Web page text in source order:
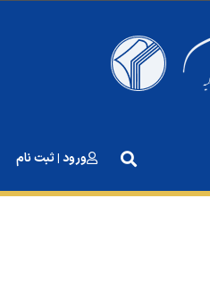
ورود | ثبت نام